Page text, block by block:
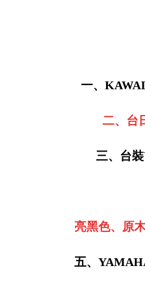
一、
二、台
三、台
亮黑色、原
五、